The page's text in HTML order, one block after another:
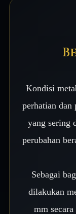
Kondisi
perhatian dan
yang sering
perubahan
Sebagai
dilakukan
mm